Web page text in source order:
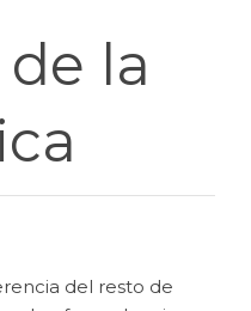
la
del resto de